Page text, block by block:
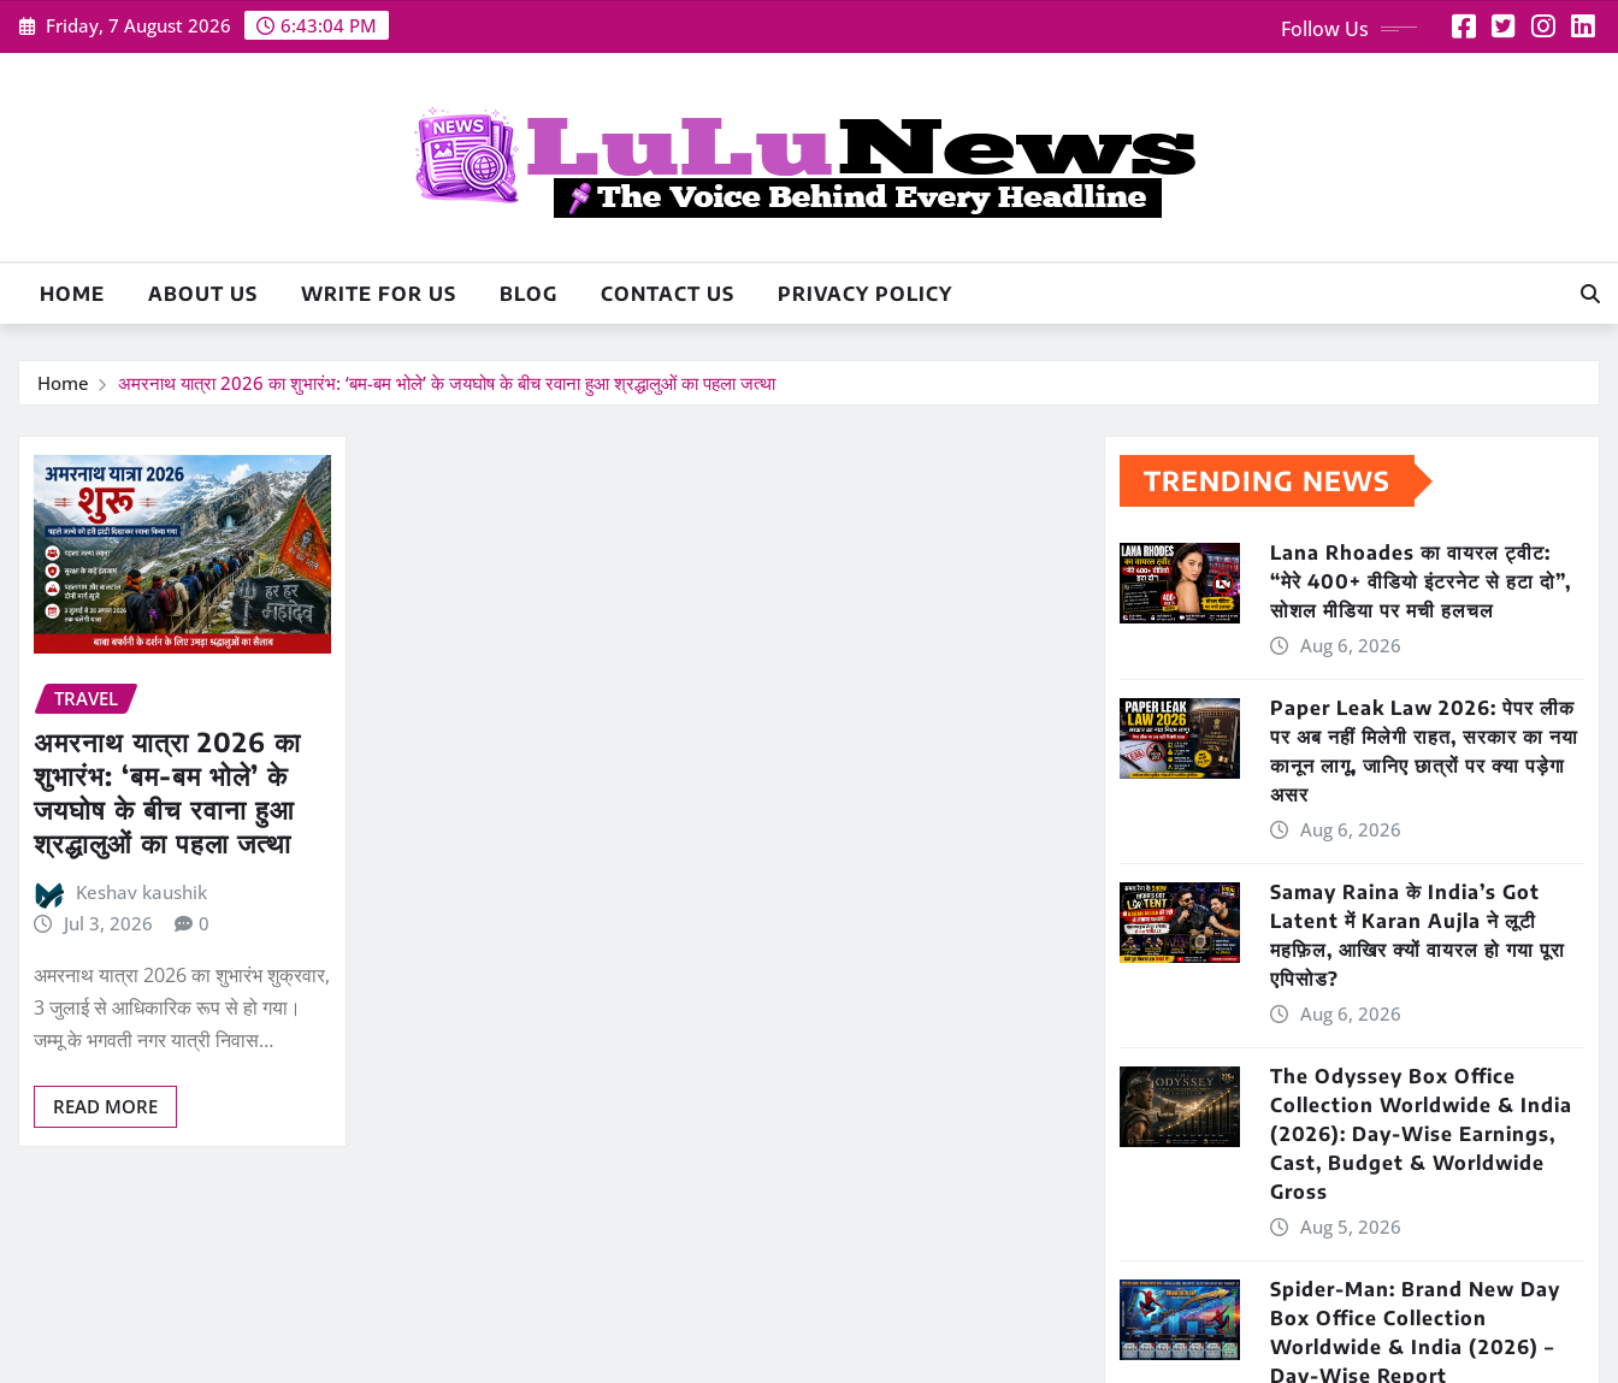
Skip
to
Friday, 7 August 2026 6:43:05 PM Follow Us
HOME ABOUT US WRITE FOR US BLOG CONTACT US PRIVACY POLICY
Home अमरनाथ यात्रा 2026 का शुभारंभ: ‘बम-बम भोले’ के जयघोष के बीच रवाना हुआ श्रद्धालुओं का पहला जत्था
TRAVEL
अमरनाथ यात्रा 2026 का
शुभारंभ: ‘बम-बम भोले’ के
जयघोष के बीच रवाना हुआ
श्रद्धालुओं का पहला जत्था
Keshav kaushik
Jul 3, 2026
0
अमरनाथ यात्रा 2026 का शुभारंभ शुक्रवार,
3 जुलाई से आधिकारिक रूप से हो गया।
जम्मू के भगवती नगर यात्री निवास…
READ MORE
TRENDING NEWS
Lana Rhoades का वायरल ट्वीट:
“मेरे 400+ वीडियो इंटरनेट से हटा दो”,
सोशल मीडिया पर मची हलचल
Aug 6, 2026
Paper Leak Law 2026: पेपर लीक
पर अब नहीं मिलेगी राहत, सरकार का नया
कानून लागू, जानिए छात्रों पर क्या पड़ेगा
असर
Aug 6, 2026
Samay Raina के India’s Got
Latent में Karan Aujla ने लूटी
महफ़िल, आखिर क्यों वायरल हो गया पूरा
एपिसोड?
Aug 6, 2026
The Odyssey Box Office
Collection Worldwide & India
(2026): Day-Wise Earnings,
Cast, Budget & Worldwide
Gross
Aug 5, 2026
Spider-Man: Brand New Day
Box Office Collection
Worldwide & India (2026) –
Day-Wise Report